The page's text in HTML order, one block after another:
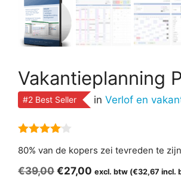
Vakantieplanning
#2 Best Seller in Verlof en
5
80% van de kopers zei tevreden te
€39,00 Oorspronkelijke
€27,00 Huidige
excl. btw (€32,67 incl.